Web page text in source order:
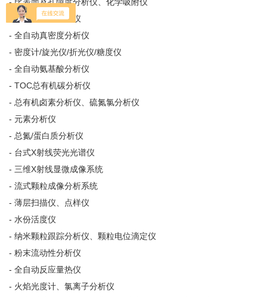
- 手持式拉曼光谱仪
- 全自动真密度分析仪
- 密度计/旋光仪/折光仪/糖度仪
- 全自动氨基酸分析仪
- TOC总有机碳分析仪
- 总有机卤素分析仪、硫氮氯分析仪
- 元素分析仪
- 总氮/蛋白质分析仪
- 台式X射线荧光光谱仪
- 三维X射线显微成像系统
- 流式颗粒成像分析系统
- 薄层扫描仪、点样仪
- 水份活度仪
- 纳米颗粒跟踪分析仪、颗粒电位滴定仪
- 粉末流动性分析仪
- 全自动反应量热仪
- 火焰光度计、氯离子分析仪